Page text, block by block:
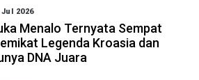
Jul 2026
Menalo Ternyata Sempat
Legenda Kroasia dan
DNA Juara